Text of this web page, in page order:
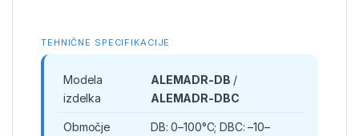
TEHNIČNE SPECIFIKACIJE
Modela
izdelka
ALEMADR-DB /
ALEMADR-DBC
Območje
DB: 0–100°C; DBC: –10–